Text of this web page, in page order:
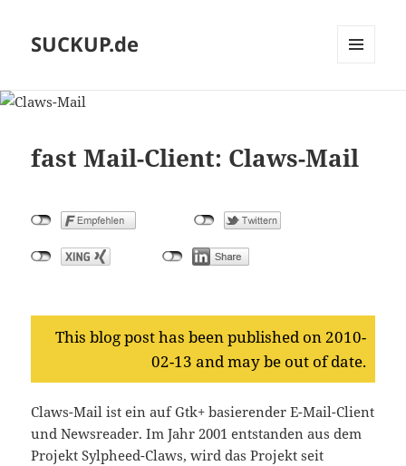
SUCKUP.de
fast Mail-Client: Claws-Mail
This blog post has been published on 2010-
02-13 and may be out of date.
Claws-Mail ist ein auf Gtk+ basierender E-Mail-Client
und Newsreader. Im Jahr 2001 entstanden aus dem
Projekt Sylpheed-Claws, wird das Projekt seit